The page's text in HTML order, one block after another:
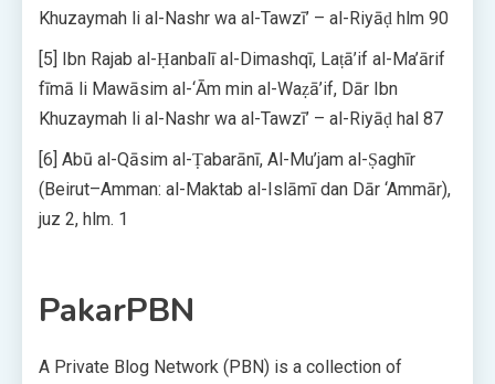
Khuzaymah li al-Nashr wa al-Tawzī’ – al-Riyāḍ hlm 90
[5] Ibn Rajab al-Ḥanbalī al-Dimashqī, Laṭā’if al-Ma’ārif
fīmā li Mawāsim al-‘Ām min al-Waẓā’if, Dār Ibn
Khuzaymah li al-Nashr wa al-Tawzī’ – al-Riyāḍ hal 87
[6] Abū al-Qāsim al-Ṭabarānī, Al-Mu’jam al-Ṣaghīr
(Beirut–Amman: al-Maktab al-Islāmī dan Dār ‘Ammār),
juz 2, hlm. 1
PakarPBN
A Private Blog Network (PBN) is a collection of